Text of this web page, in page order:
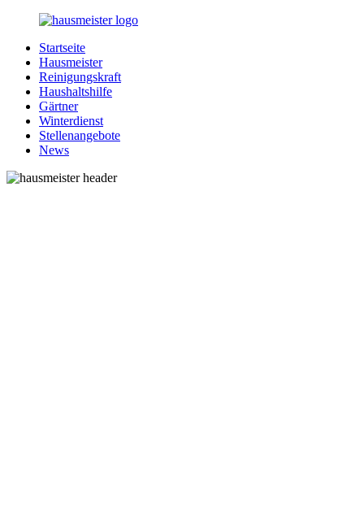
Zurück
Inhalt
Hausmeister.de
Alles
rund
Ihren
Haushalt
Startseite
Hausmeister
Reinigungskraft
Haushaltshilfe
Gärtner
Winterdienst
Stellenangebote
News